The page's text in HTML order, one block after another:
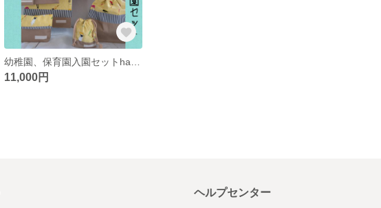
11,000円
ヘルプセンター